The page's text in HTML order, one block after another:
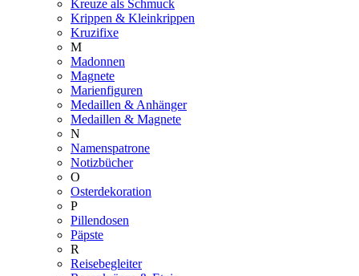
Kreuze als Schmuck
Krippen & Kleinkrippen
Kruzifixe
M
Madonnen
Magnete
Marienfiguren
Medaillen & Anhänger
Medaillen & Magnete
N
Namenspatrone
Notizbücher
O
Osterdekoration
P
Pillendosen
Päpste
R
Reisebegleiter